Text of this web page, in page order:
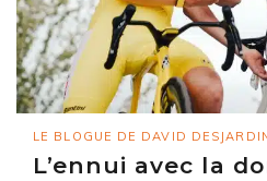
LE BLOGUE DE DAVID
L’ennui avec la